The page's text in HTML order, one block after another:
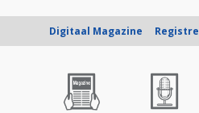
Digitaal Magazine